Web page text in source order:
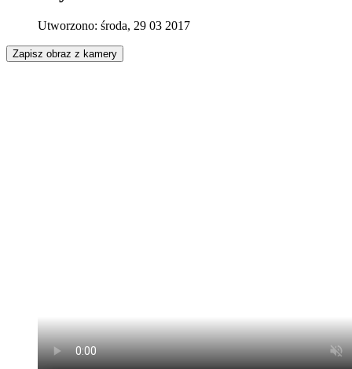
Utworzono: środa, 29 03 2017
Zapisz obraz z kamery